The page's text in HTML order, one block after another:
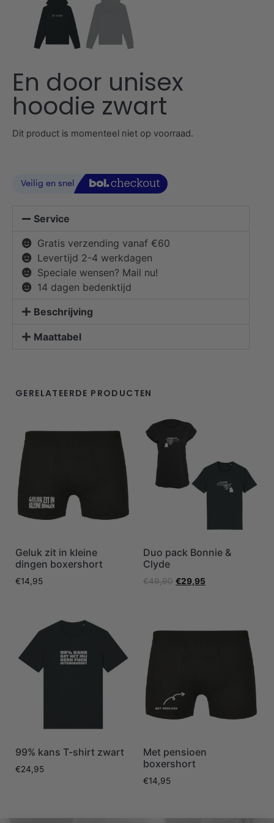
En door unisex
hoodie zwart
Dit product is momenteel niet op voorraad.
Service
Gratis verzending vanaf €60
Levertijd 2-4 werkdagen
Speciale wensen? Mail nu!
14 dagen bedenktijd
Beschrijving
Maattabel
GERELATEERDE PRODUCTEN
Geluk zit in kleine
dingen boxershort
€14,95
Duo pack Bonnie &
Clyde
€49,90 €29,95
99% kans T-shirt zwart
€24,95
Met pensioen
boxershort
€14,95